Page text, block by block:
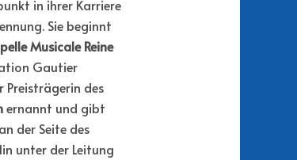
in ihrer Karriere
Sie beginnt
Musicale Reine
Gautier
Preisträgerin des
ernannt und gibt
der Seite des
unter der Leitung